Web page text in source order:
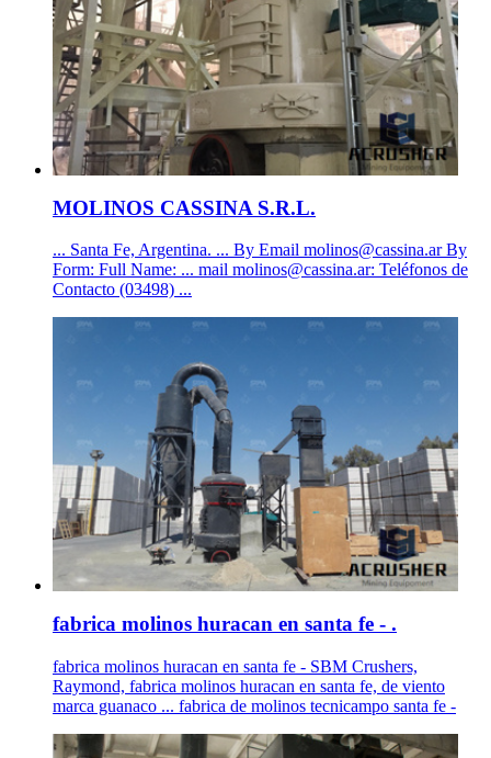
MOLINOS CASSINA S.R.L.
... Santa Fe, Argentina. ... By Email molinos@cassina.arBy
Form: Full Name: ... mail molinos@cassina.ar: Teléfonos de
Contacto (03498) ...
fabrica molinos huracan en santa fe - .
fabrica molinos huracan en santa fe - SBM Crushers,
Raymond, fabrica molinos huracan en santa fe, de viento
marca guanaco ... fabrica de molinos tecnicampo santa fe -